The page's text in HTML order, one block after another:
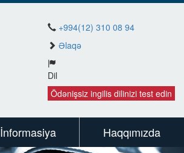
+994(12) 310 08 94
Əlaqə
Dil
Ödənişsiz ingilis dilinizi test edin
İnformasiya Haqqımızda